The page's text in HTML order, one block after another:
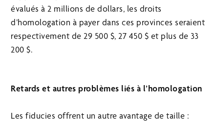
évalués à 2 millions de dollars, les droits
d’homologation à payer dans ces provinces seraient
respectivement de 29 500 $, 27 450 $ et plus de 33
200 $.
Retards et autres problèmes liés à l’homologation
Les fiducies offrent un autre avantage de taille :